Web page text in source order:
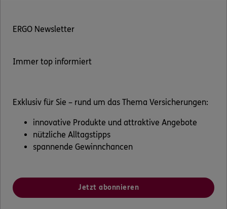
ERGO Newsletter
Immer top informiert
Exklusiv für Sie – rund um das Thema Versicherungen:
innovative Produkte und attraktive Angebote
nützliche Alltagstipps
spannende Gewinnchancen
Jetzt abonnieren